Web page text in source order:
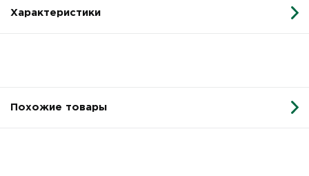
Характеристики
Похожие товары